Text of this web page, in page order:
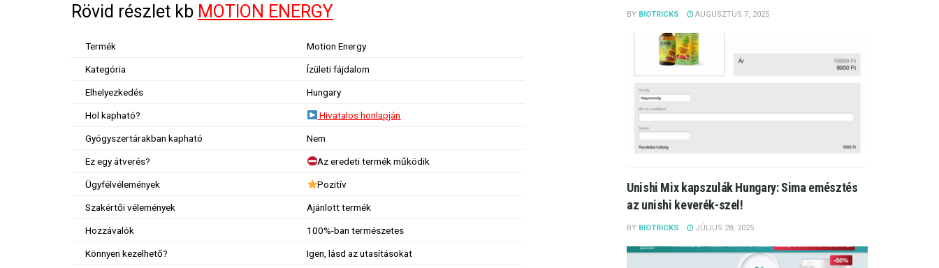
Rövid részlet kb MOTION ENERGY
Termék Motion Energy
Kategória Ízületi fájdalom
Elhelyezkedés Hungary
Hol kapható? Hivatalos honlapján
Gyógyszertárakban kapható Nem
Ez egy átverés? Az eredeti termék működik
Ügyfélvélemények Pozitív
Szakértői vélemények Ajánlott termék
Hozzávalók 100%-ban természetes
Könnyen kezelhető? Igen, lásd az utasításokat
BY BIOTRICKS AUGUSZTUS 7, 2025
Unishi Mix kapszulák Hungary: Sima emésztés
az unishi keverék-szel!
BY BIOTRICKS JÚLIUS 28, 2025